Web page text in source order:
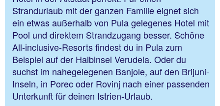
Strandurlaub mit der ganzen Familie eignet sich
ein etwas außerhalb von Pula gelegenes Hotel mit
Pool und direktem Strandzugang besser. Schöne
All-inclusive-Resorts findest du in Pula zum
Beispiel auf der Halbinsel Verudela. Oder du
suchst im nahegelegenen Banjole, auf den Brijuni-
Inseln, in Porec oder Rovinj nach einer passenden
Unterkunft für deinen Istrien-Urlaub.